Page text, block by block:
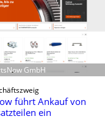
GmbH
führt Ankauf von
ein